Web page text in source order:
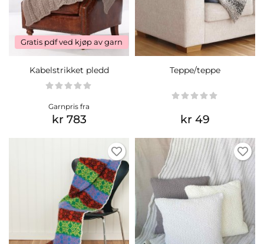
Gratis pdf ved kjøp av garn
Kabelstrikket pledd
Garnpris fra
kr 783
Teppe/teppe
kr 49